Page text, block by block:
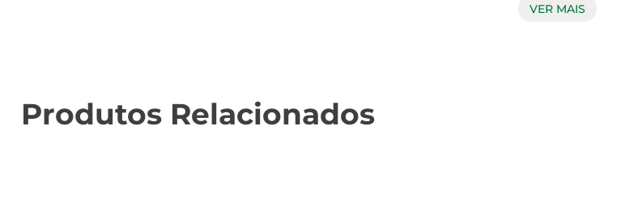
Para obter os melhores resultados, recomenda-se usar o enxaguante após a escovação dos
proteção extra para sua boca. A sensação refrescante que ele proporciona é ideal para quem deseja um
VER MAIS
Produtos Relacionados